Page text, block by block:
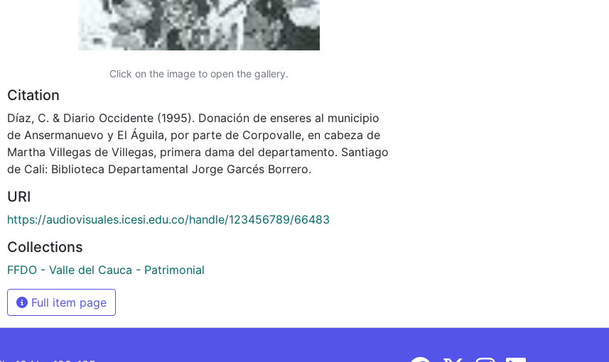
Click on the image to open the gallery.
Citation
Díaz, C. & Diario Occidente (1995). Donación de enseres al municipio
de Ansermanuevo y El Águila, por parte de Corpovalle, en cabeza de
Martha Villegas de Villegas, primera dama del departamento. Santiago
de Cali: Biblioteca Departamental Jorge Garcés Borrero.
URI
https://audiovisuales.icesi.edu.co/handle/123456789/66483
Collections
FFDO - Valle del Cauca - Patrimonial
Full item page